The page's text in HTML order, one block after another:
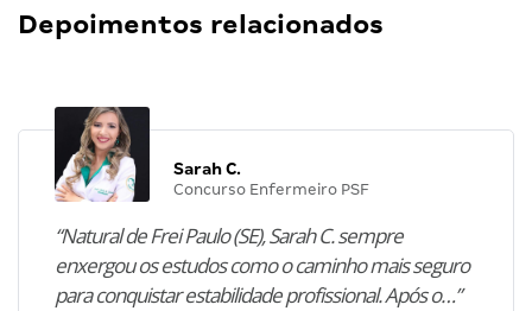
Depoimentos relacionados
Sarah C.
Concurso Enfermeiro PSF
“Natural de Frei Paulo (SE), Sarah C. sempre
enxergou os estudos como o caminho mais seguro
para conquistar estabilidade profissional. Após o…”